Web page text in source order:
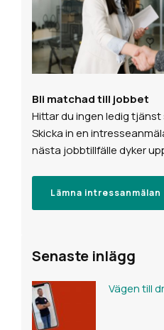
Bli matchad till jobbet
Hittar du ingen ledig
Skicka in en
nästa jobbtillfälle dyker
Lämna intressanmälan
Senaste inlägg
Vägen till